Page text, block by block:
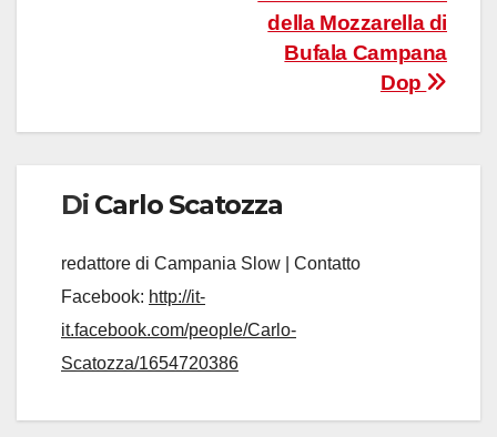
della Mozzarella di
Bufala Campana
Dop
Di Carlo Scatozza
redattore di Campania Slow | Contatto
Facebook: http://it-
it.facebook.com/people/Carlo-
Scatozza/1654720386